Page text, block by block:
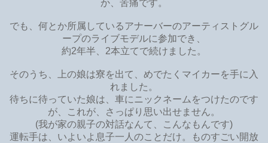
か、苦痛です。
でも、何とか所属しているアナーバーのアーティストグル
ープのライブモデルに参加でき、
約2年半、2本立てで続けました。
そのうち、上の娘は寮を出て、めでたくマイカーを手に入
れました。
待ちに待っていた娘は、車にニックネームをつけたのです
が、これが、さっぱり思い出せません。
(我が家の親子の対話なんて、こんなもんです)
運転手は、いよいよ息子一人のことだけ。ものすごい開放